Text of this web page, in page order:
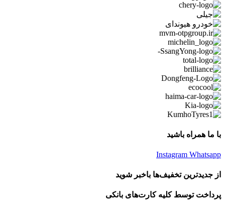
با ما همراه باشید
Instagram Whatsapp
از جدیدترین تخفیف‌ها باخبر شوید
پرداخت توسط کلیه کارت‌های بانکی